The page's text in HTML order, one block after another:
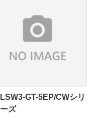
LSW3-GT-5EP/CWシリ
ーズ